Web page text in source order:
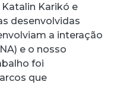
Karikó e
desenvolvidas
a interação
e o nosso
foi
que